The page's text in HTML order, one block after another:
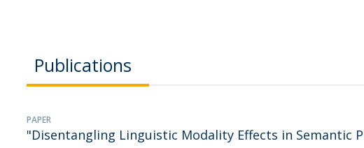
Publications
PAPER
"Disentangling Linguistic Modality Effects in Semantic